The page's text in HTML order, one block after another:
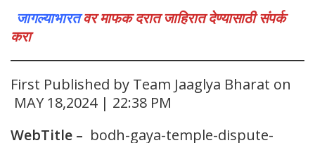
जागल्याभारतवर माफक दरात जाहिरात देण्यासाठी संपर्क
करा
First Published by Team Jaaglya Bharat on
MAY 18,2024 | 22:38 PM
WebTitle – bodh-gaya-temple-dispute-